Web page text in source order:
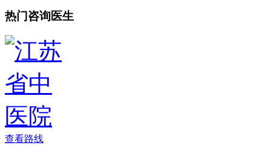
热门咨询医生
查看路线